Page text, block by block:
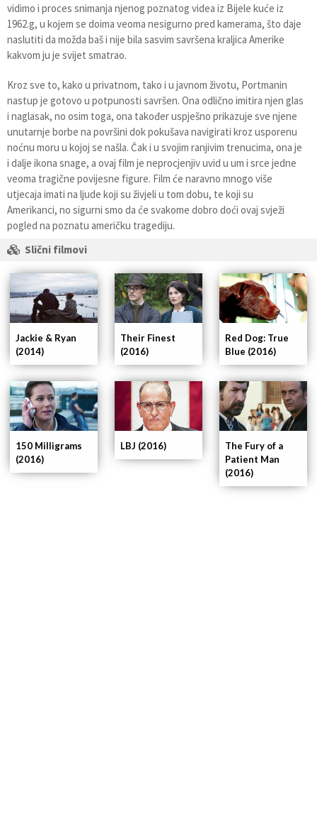
vidimo i proces snimanja njenog poznatog videa iz Bijele kuće iz
1962.g, u kojem se doima veoma nesigurno pred kamerama, što daje
naslutiti da možda baš i nije bila sasvim savršena kraljica Amerike
kakvom ju je svijet smatrao.
Kroz sve to, kako u privatnom, tako i u javnom životu, Portmanin
nastup je gotovo u potpunosti savršen. Ona odlično imitira njen glas
i naglasak, no osim toga, ona također uspješno prikazuje sve njene
unutarnje borbe na površini dok pokušava navigirati kroz usporenu
noćnu moru u kojoj se našla. Čak i u svojim ranjivim trenucima, ona je
i dalje ikona snage, a ovaj film je neprocjenjiv uvid u um i srce jedne
veoma tragične povijesne figure. Film će naravno mnogo više
utjecaja imati na ljude koji su živjeli u tom dobu, te koji su
Amerikanci, no sigurni smo da će svakome dobro doći ovaj svježi
pogled na poznatu američku tragediju.
Slični filmovi
Jackie & Ryan
(2014)
The Fury of a
Patient Man
(2016)
LBJ (2016)
150 Milligrams
(2016)
Red Dog: True
Blue (2016)
Their Finest
(2016)